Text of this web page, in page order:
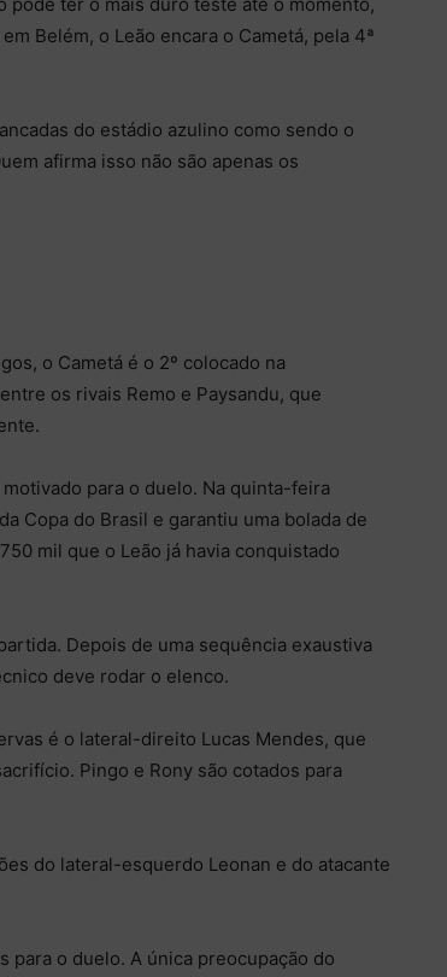
Belém, o Leão encara o Cametá, pela 4ª
do estádio azulino como sendo o
afirma isso não são apenas os
o Cametá é o 2º colocado na
os rivais Remo e Paysandu, que
para o duelo. Na quinta-feira
Copa do Brasil e garantiu uma bolada de
mil que o Leão já havia conquistado
Depois de uma sequência exaustiva
deve rodar o elenco.
é o lateral-direito Lucas Mendes, que
Pingo e Rony são cotados para
do lateral-esquerdo Leonan e do atacante
para o duelo. A única preocupação do